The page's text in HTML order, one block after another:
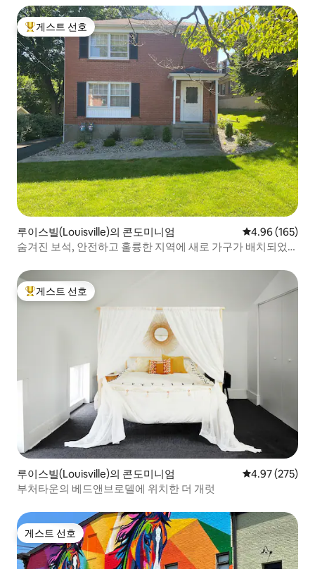
상위 게스트 선호
게스트 선호
루이스빌(Louisville)의 콘도미니엄 평점 4.96점(5
4.96 (165)
숨겨진 보석, 안전하고 훌륭한 지역에 새로 가구가 배치되었습
상위 게스트 선호
게스트 선호
루이스빌(Louisville)의 콘도미니엄 평점 4.97점(5
4.97 (275)
부처타운의 베드앤브로델에 위치한 더 개럿
게스트 선호
게스트 선호